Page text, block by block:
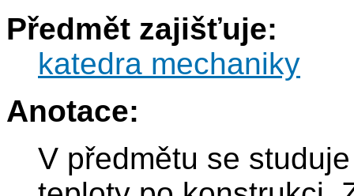
Předmět zajišťuje:
katedra mechaniky
Anotace:
V předmětu se